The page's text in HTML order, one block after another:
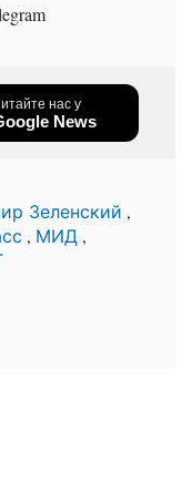
нас у
News
Зеленский ,
, МИД ,